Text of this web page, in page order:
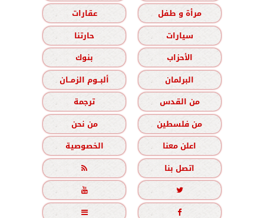
مرأة و طفل
عقارات
سيارات
حارتنا
الأحزاب
بنوك
البرلمان
ألبــوم الزمــان
من القدس
ترجمة
من فلسطين
من نحن
اعلن معنا
الخصوصية
اتصل بنا




